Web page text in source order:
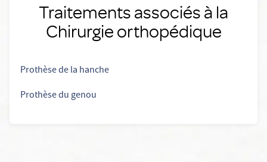
Traitements associés à la
Chirurgie orthopédique
Prothèse de la hanche
Prothèse du genou